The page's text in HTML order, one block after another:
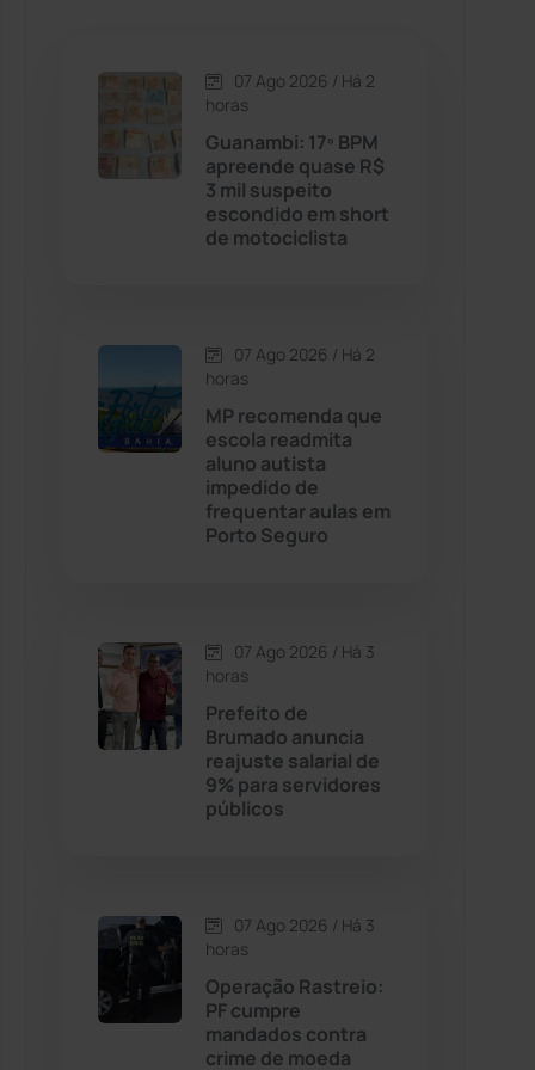
Caetité (1504)
Candiba (157)
Cândido Sales (121)
Caturama
Chapada Diamantina
Cordeiros
Dom Basílio
(1235)
Érico Cardoso
Esportes (522)
07 Ago 2026 / Há 2
horas
Guanambi: 17º BPM
apreende quase R$
3 mil suspeito
escondido em short
de motociclista
07 Ago 2026 / Há 2
horas
MP recomenda que
escola readmita
aluno autista
impedido de
frequentar aulas em
Porto Seguro
07 Ago 2026 / Há 3
horas
Prefeito de
Brumado anuncia
reajuste salarial de
9% para servidores
públicos
07 Ago 2026 / Há 3
horas
Operação Rastreio:
PF cumpre
mandados contra
crime de moeda